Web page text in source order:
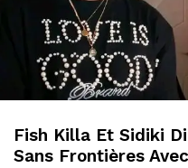
Fish Killa Et Sidiki
Sans Frontières